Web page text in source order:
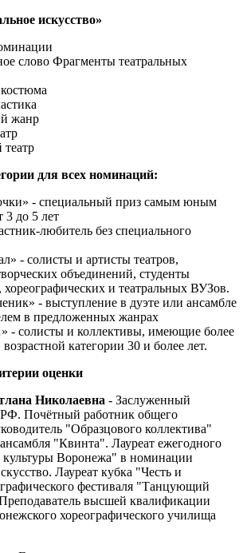
искусство»
слово Фрагменты театральных
жанр
для всех номинаций:
- специальный приз самым юным
3 до 5 лет
любитель без специального
- солисты и артисты театров,
объединений, студенты
и театральных ВУЗов.
- выступление в дуэте или ансамбле
в предложенных жанрах
- солисты и коллективы, имеющие более
возрастной категории 30 и более лет.
оценки
Николаевна - Заслуженный
РФ. Почётный работник общего
"Образцового коллектива"
"Квинта". Лауреат ежегодного
Воронежа" в номинации
Лауреат кубка "Честь и
фестиваля "Танцующий
высшей квалификации
хореографического училища